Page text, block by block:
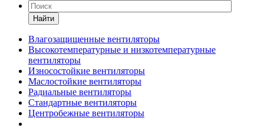
Найти
Влагозащищенные вентиляторы
Высокотемпературные и низкотемпературные
вентиляторы
Износостойкие вентиляторы
Маслостойкие вентиляторы
Радиальные вентиляторы
Стандартные вентиляторы
Центробежные вентиляторы